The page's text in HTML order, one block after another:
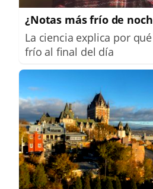
¿Notas más frío de
La ciencia explica por
frío al final del día